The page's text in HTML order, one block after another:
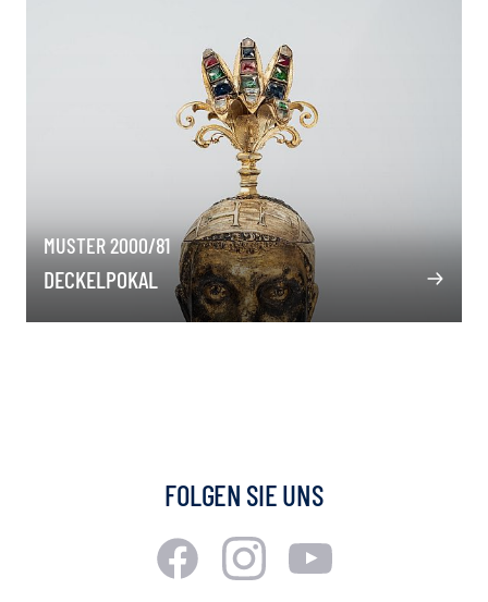
MUSTER 2000/81
DECKELPOKAL
FOLGEN SIE UNS